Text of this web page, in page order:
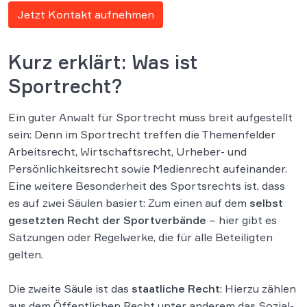
Jetzt Kontakt aufnehmen
Kurz erklärt: Was ist
Sportrecht?
Ein guter Anwalt für Sportrecht muss breit aufgestellt
sein: Denn im Sportrecht treffen die Themenfelder
Arbeitsrecht, Wirtschaftsrecht, Urheber- und
Persönlichkeitsrecht sowie Medienrecht aufeinander.
Eine weitere Besonderheit des Sportsrechts ist, dass
es auf zwei Säulen basiert: Zum einen auf dem selbst
gesetzten Recht der Sportverbände – hier gibt es
Satzungen oder Regelwerke, die für alle Beteiligten
gelten.
Die zweite Säule ist das staatliche Recht: Hierzu zählen